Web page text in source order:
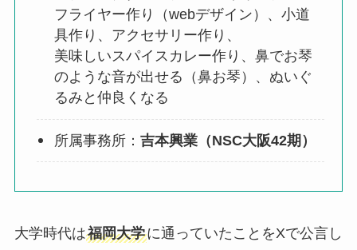
フライヤー作り（webデザイン）、小道
具作り、アクセサリー作り、
美味しいスパイスカレー作り、鼻でお琴
のような音が出せる（鼻お琴）、ぬいぐ
るみと仲良くなる
所属事務所：吉本興業（NSC大阪42期）
大学時代は福岡大学に通っていたことをXで公言し